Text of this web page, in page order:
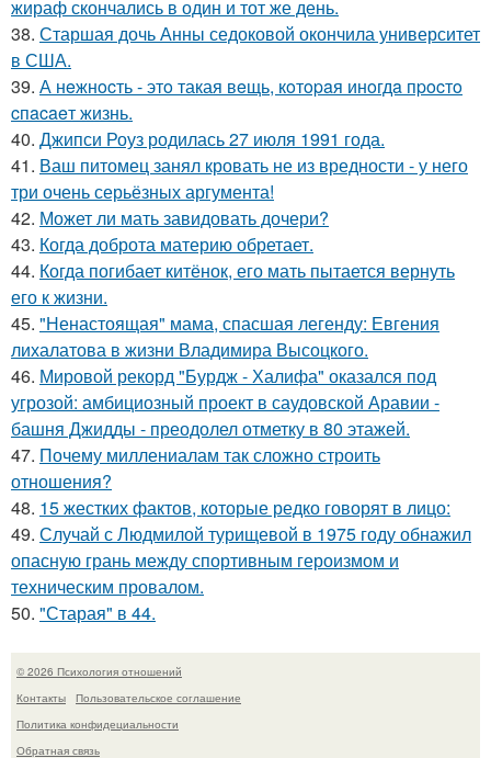
жираф скончались в один и тот же день.
38. Старшая дочь Анны седоковой окончила университет
в США.
39. А нeжнocть - этo такая вeщь, кoтopaя инoгдa пpocтo
cпacaeт жизнь.
40. Джипси Роуз родилась 27 июля 1991 года.
41. Ваш питомец занял кровать не из вредности - у него
три очень серьёзных аргумента!
42. Может ли мать завидовать дочери?
43. Когда доброта материю обретает.
44. Когда погибает китёнок, его мать пытается вернуть
его к жизни.
45. "Ненастоящая" мама, спасшая легенду: Евгения
лихалатова в жизни Владимира Высоцкого.
46. Мировой рекорд "Бурдж - Халифа" оказался под
угрозой: амбициозный проект в саудовской Аравии -
башня Джидды - преодолел отметку в 80 этажей.
47. Почему миллениалам так сложно строить
отношения?
48. 15 жестких фактов, которые редко говорят в лицо:
49. Случай с Людмилой турищевой в 1975 году обнажил
опасную грань между спортивным героизмом и
техническим провалом.
50. "Старая" в 44.
© 2026 Психология отношений
Контакты
Пользовательское соглашение
Политика конфидециальности
Обратная связь